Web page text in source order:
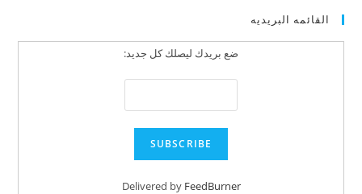
القائمه البريديه
ضع بريدك ليصلك كل جديد:
Delivered by FeedBurner